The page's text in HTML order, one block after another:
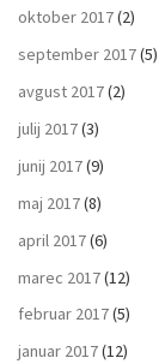
oktober 2017(2)
september 2017(5)
avgust 2017(2)
julij 2017(3)
junij 2017(9)
maj 2017(8)
april 2017(6)
marec 2017(12)
februar 2017(5)
januar 2017(12)